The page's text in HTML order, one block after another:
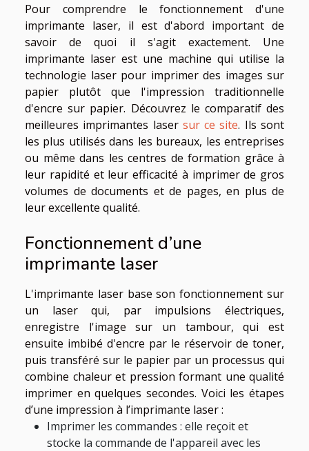
Pour comprendre le fonctionnement d'une
imprimante laser, il est d'abord important de
savoir de quoi il s'agit exactement. Une
imprimante laser est une machine qui utilise la
technologie laser pour imprimer des images sur
papier plutôt que l'impression traditionnelle
d'encre sur papier. Découvrez le comparatif des
meilleures imprimantes laser sur ce site. Ils sont
les plus utilisés dans les bureaux, les entreprises
ou même dans les centres de formation grâce à
leur rapidité et leur efficacité à imprimer de gros
volumes de documents et de pages, en plus de
leur excellente qualité.
Fonctionnement d’une
imprimante laser
L'imprimante laser base son fonctionnement sur
un laser qui, par impulsions électriques,
enregistre l'image sur un tambour, qui est
ensuite imbibé d'encre par le réservoir de toner,
puis transféré sur le papier par un processus qui
combine chaleur et pression formant une qualité
imprimer en quelques secondes. Voici les étapes
d’une impression à l’imprimante laser :
Imprimer les commandes : elle reçoit et
stocke la commande de l'appareil avec les